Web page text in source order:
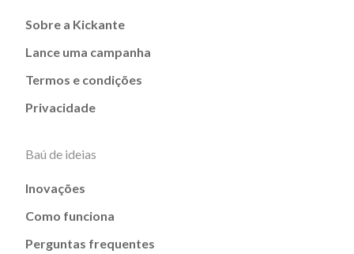
Sobre a Kickante
Lance uma campanha
Termos e condições
Privacidade
Baú de ideias
Inovações
Como funciona
Perguntas frequentes